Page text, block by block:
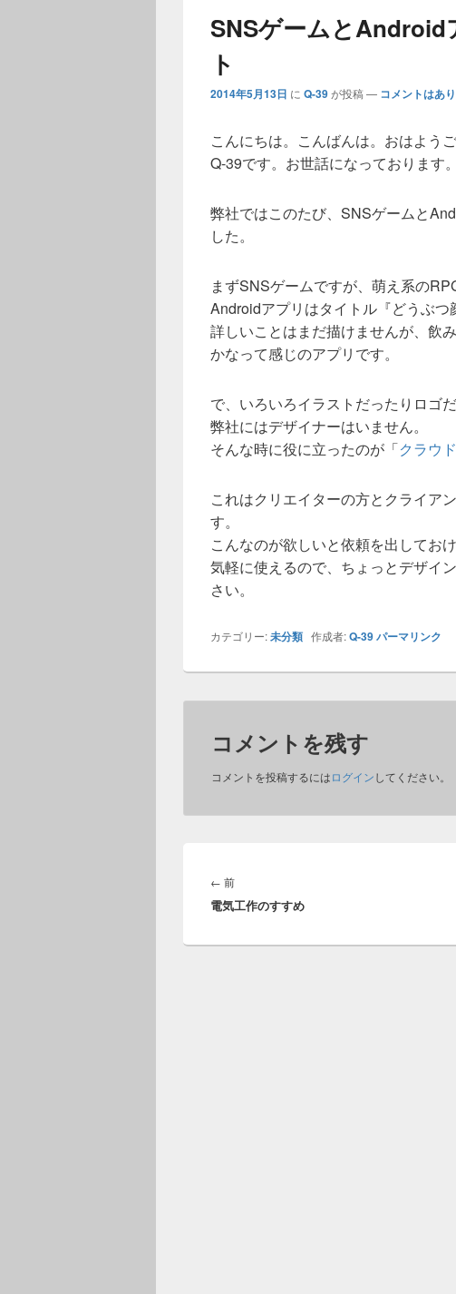
SNSゲームとAndroid
ト
2014年5月13日 に Q-39が投稿 — コメントはあ
こんにちは。こんばんは。おはようご
Q-39です。お世話になっております。
弊社ではこのたび、SNSゲームと
した。
まずSNSゲームですが、萌え系の
Androidアプリはタイトル『どうぶつ
詳しいことはまだ描けませんが、飲
かなって感じのアプリです。
で、いろいろイラストだったりロゴ
弊社にはデザイナーはいません。
そんな時に役に立ったのが「クラウ
これはクリエイターの方とクライア
す。
こんなのが欲しいと依頼を出してお
気軽に使えるので、ちょっとデザイ
さい。
カテゴリー:未分類 作成者:Q-39パーマリンク
コメントを残す
コメントを投稿するにはログインしてください。
稿
ナ
ゲ
← 前前
の
稿:
電気工作のすすめ